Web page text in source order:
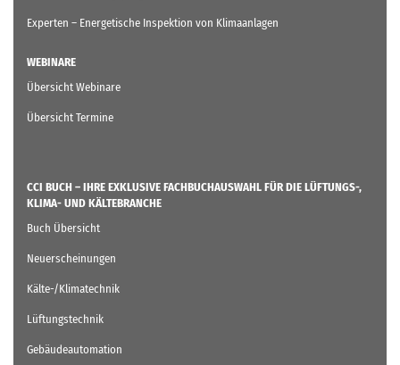
Experten – Energetische Inspektion von Klimaanlagen
WEBINARE
Übersicht Webinare
Übersicht Termine
CCI BUCH – IHRE EXKLUSIVE FACHBUCHAUSWAHL FÜR DIE LÜFTUNGS-,
KLIMA- UND KÄLTEBRANCHE
Buch Übersicht
Neuerscheinungen
Kälte-/Klimatechnik
Lüftungstechnik
Gebäudeautomation